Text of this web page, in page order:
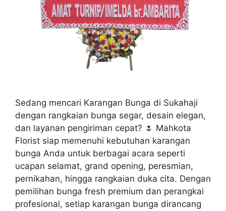
Sedang mencari Karangan Bunga di Sukahaji
dengan rangkaian bunga segar, desain elegan,
dan layanan pengiriman cepat? 🌷 Mahkota
Florist siap memenuhi kebutuhan karangan
bunga Anda untuk berbagai acara seperti
ucapan selamat, grand opening, peresmian,
pernikahan, hingga rangkaian duka cita. Dengan
pemilihan bunga fresh premium dan perangkai
profesional, setiap karangan bunga dirancang